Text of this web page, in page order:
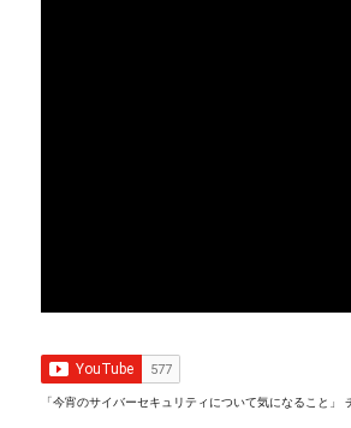
「今宵のサイバーセキュリティについて気になること」